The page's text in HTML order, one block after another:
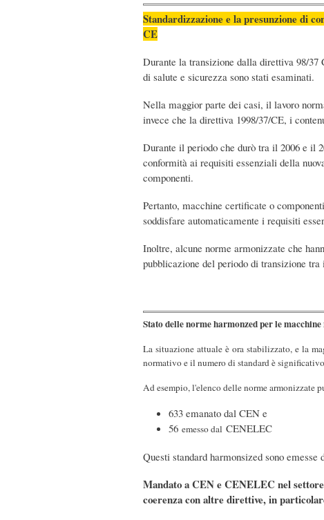
Standardizzazione e la presunzione di
CE
Durante la transizione dalla direttiva 98/
di salute e sicurezza sono stati esaminati.
Nella maggior parte dei casi, il lavoro
invece che la direttiva 1998/37/CE, i
Durante il periodo che durò tra il 2006 e il
conformità ai requisiti essenziali della
componenti.
Pertanto, macchine certificate o
soddisfare automaticamente i requisiti
Inoltre, alcune norme armonizzate che
pubblicazione del periodo di transizione
Stato delle norme harmonzed per le macchine
La situazione attuale è ora stabilizzato, e la
normativo e il numero di standard è
Ad esempio, l'elenco delle norme armonizzate
633 emanato dal CEN e
56emesso dal CENELEC
Questi standard harmonsized sono
Mandato a CEN e CENELEC nel
coerenza con altre direttive, in